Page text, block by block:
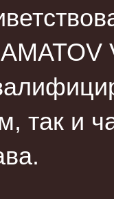
так и